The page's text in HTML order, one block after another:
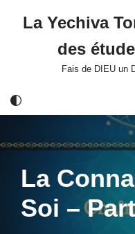
La Yechiva
des
Fais de DIEU un
La
Soi –